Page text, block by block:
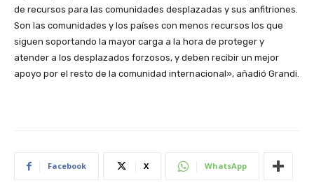
de recursos para las comunidades desplazadas y sus anfitriones.
Son las comunidades y los países con menos recursos los que
siguen soportando la mayor carga a la hora de proteger y
atender a los desplazados forzosos, y deben recibir un mejor
apoyo por el resto de la comunidad internacional», añadió Grandi.
Facebook X WhatsApp